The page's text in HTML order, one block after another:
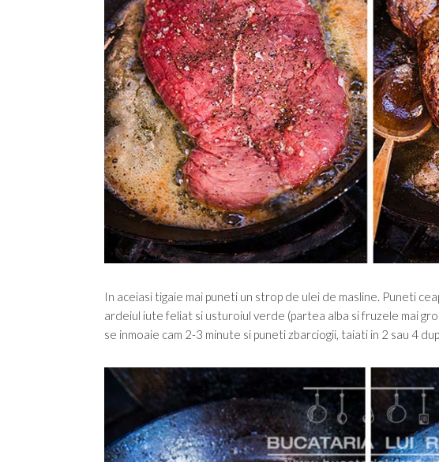
In aceiasi tigaie mai puneti un strop de ulei de masline. Puneti
ardeiul iute feliat si usturoiul verde (partea alba si fruzele mai
se inmoaie cam 2-3 minute si puneti zbarciogii, taiati in 2 sau 4